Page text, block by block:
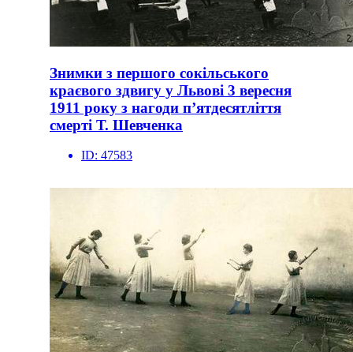
Знимки з першого сокільського
краєвого здвигу у Львові 3 вересня
1911 року з нагоди п’ятдесятліття
смерті Т. Шевченка
ID: 47583